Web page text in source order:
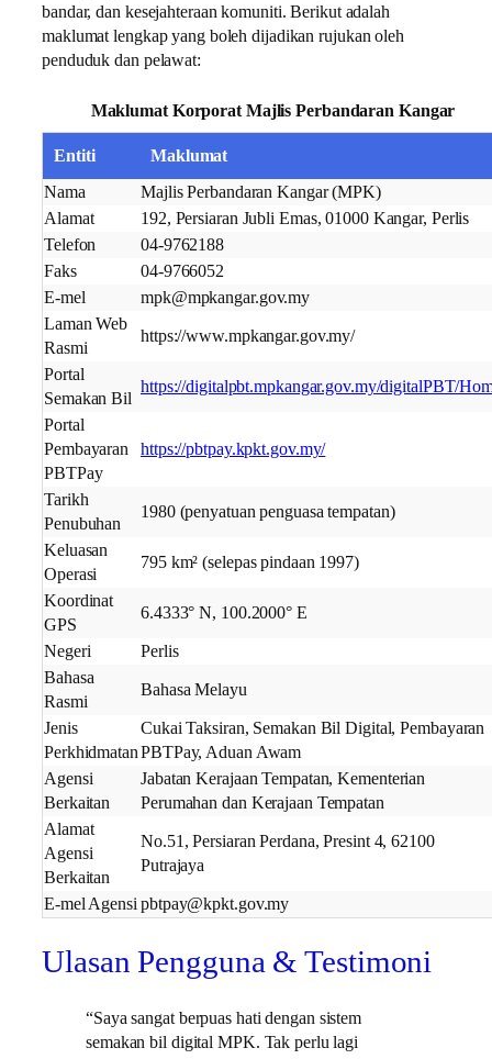
bandar, dan kesejahteraan komuniti. Berikut adalah
maklumat lengkap yang boleh dijadikan rujukan oleh
penduduk dan pelawat:
Maklumat Korporat Majlis Perbandaran Kangar
Entiti
Maklumat
Nama
Majlis Perbandaran Kangar (MPK)
Alamat
192, Persiaran Jubli Emas, 01000 Kangar, Perlis
Telefon
04-9762188
Faks
04-9766052
E-mel
mpk@mpkangar.gov.my
Laman Web
Rasmi
https://www.mpkangar.gov.my/
Portal
Semakan Bil
https://digitalpbt.mpkangar.gov.my/digitalPBT/
Portal
Pembayaran
PBTPay
https://pbtpay.kpkt.gov.my/
Tarikh
Penubuhan
1980 (penyatuan penguasa tempatan)
Keluasan
Operasi
795 km² (selepas pindaan 1997)
Koordinat
GPS
6.4333° N, 100.2000° E
Negeri
Perlis
Bahasa
Rasmi
Bahasa Melayu
Jenis
Perkhidmatan
Cukai Taksiran, Semakan Bil Digital, Pembayaran
PBTPay, Aduan Awam
Agensi
Berkaitan
Jabatan Kerajaan Tempatan, Kementerian
Perumahan dan Kerajaan Tempatan
Alamat
Agensi
Berkaitan
No.51, Persiaran Perdana, Presint 4, 62100
Putrajaya
E-mel Agensipbtpay@kpkt.gov.my
Ulasan Pengguna & Testimoni
“Saya sangat berpuas hati dengan sistem
semakan bil digital MPK. Tak perlu lagi